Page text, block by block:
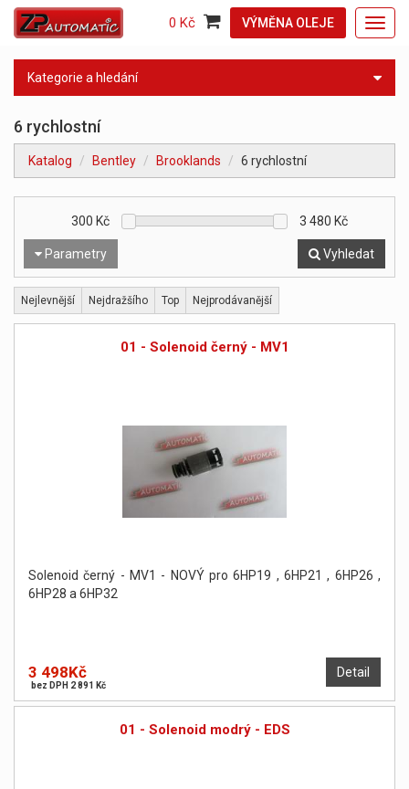
VÝMĚNA OLEJE
0 Kč
Kategorie a hledání
6 rychlostní
Katalog Bentley Brooklands 6 rychlostní
Parametry
300 Kč 3 480 Kč
Vyhledat
Nejlevnější Nejdražšího Top Nejprodávanější
01 - Solenoid černý - MV1
Solenoid černý - MV1 - NOVÝ pro 6HP19 , 6HP21 , 6HP26 ,
6HP28 a 6HP32
Detail
3 498Kč
bez DPH 2 891 Kč
01 - Solenoid modrý - EDS